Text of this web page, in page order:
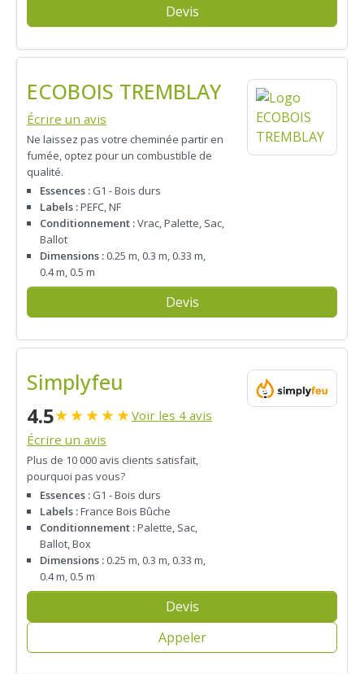
Devis
ECOBOIS TREMBLAY
Écrire un avis
Ne laissez pas votre cheminée partir en
fumée, optez pour un combustible de
qualité.
Essences : G1 - Bois durs
Labels :PEFC, NF
Conditionnement :Vrac, Palette, Sac,
Ballot
Dimensions : 0.25 m, 0.3 m, 0.33 m,
0.4 m, 0.5 m
Devis
Simplyfeu
4.5★★★★★Voir les 4 avis
Écrire un avis
Plus de 10 000 avis clients satisfait,
pourquoi pas vous?
Essences : G1 - Bois durs
Labels :France Bois Bûche
Conditionnement :Palette, Sac,
Ballot, Box
Dimensions : 0.25 m, 0.3 m, 0.33 m,
0.4 m, 0.5 m
Devis
Appeler